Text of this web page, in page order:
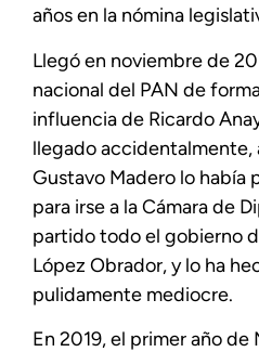
años en la nómina
Llegó en noviembre de
nacional del PAN de
influencia de Ricardo
llegado accidentalmente,
Gustavo Madero lo había
para irse a la Cámara de
partido todo el gobierno
López Obrador, y lo ha
pulidamente mediocre.
En 2019, el primer año de